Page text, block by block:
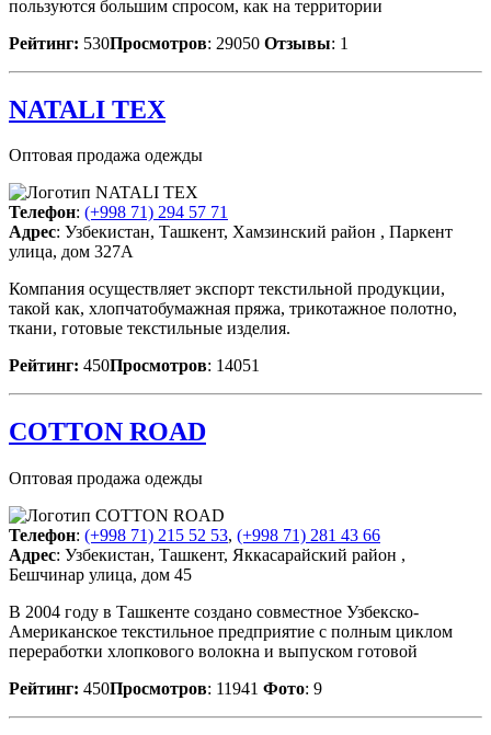
пользуются большим спросом, как на территории
Рейтинг: 530Просмотров: 29050 Отзывы: 1
NATALI TEX
Оптовая продажа одежды
Телефон: (+998 71) 294 57 71
Адрес: Узбекистан, Ташкент, Хамзинский район , Паркент
улица, дом 327А
Компания осуществляет экспорт текстильной продукции,
такой как, хлопчатобумажная пряжа, трикотажное полотно,
ткани, готовые текстильные изделия.
Рейтинг: 450Просмотров: 14051
COTTON ROAD
Оптовая продажа одежды
Телефон: (+998 71) 215 52 53, (+998 71) 281 43 66
Адрес: Узбекистан, Ташкент, Яккасарайский район ,
Бешчинар улица, дом 45
В 2004 году в Ташкенте создано совместное Узбекско-
Американское текстильное предприятие с полным циклом
переработки хлопкового волокна и выпуском готовой
Рейтинг: 450Просмотров: 11941 Фото: 9